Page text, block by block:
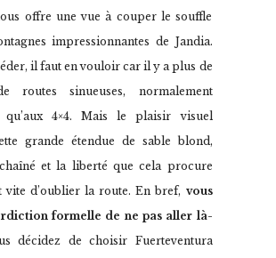
offre une vue à couper le souffle
impressionnantes de Jandia.
il faut en vouloir car il y a plus de
routes sinueuses, normalement
qu’aux 4×4. Mais le plaisir visuel
grande étendue de sable blond,
et la liberté que cela procure
vite d’oublier la route. En bref, vous
formelle de ne pas aller là-
décidez de choisir Fuerteventura